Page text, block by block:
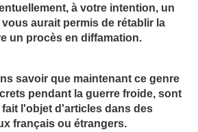
à votre intention, un
aurait permis de rétablir la
un procès en diffamation.
savoir que maintenant ce genre
pendant la guerre froide, sont
l'objet d'articles dans des
français ou étrangers.